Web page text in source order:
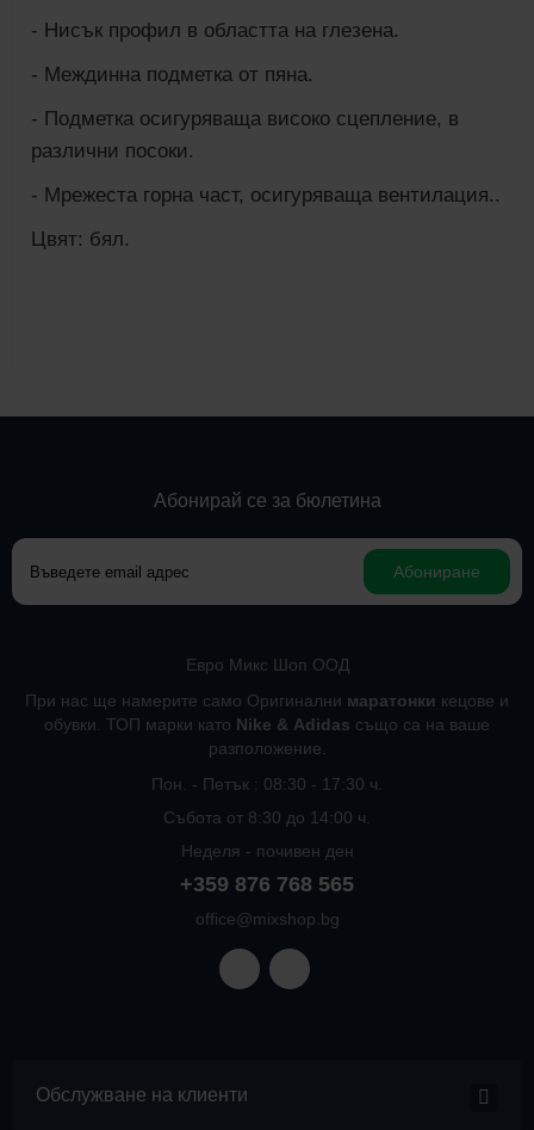
- Нисък профил в областта на глезена.
- Междинна подметка от пяна.
- Подметка осигуряваща високо сцепление, в
различни посоки.
- Мрежеста горна част, осигуряваща вентилация..
Цвят: бял.
Абонирай се за бюлетина
Абониране
Евро Микс Шоп ООД
При нас ще намерите само Оригинални маратонки кецове и
обувки. ТОП марки като Nike & Adidas също са на ваше
разположение.
Пон. - Петък : 08:30 - 17:30 ч.
Събота от 8:30 до 14:00 ч.
Неделя - почивен ден
+359 876 768 565
office@mixshop.bg
Обслужване на клиенти